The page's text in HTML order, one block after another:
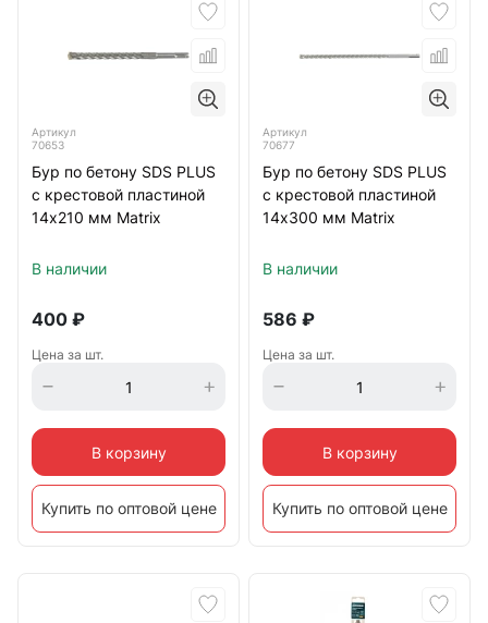
Артикул
70653
Бур по бетону SDS PLUS
с крестовой пластиной
14х210 мм Matrix
В наличии
400 ₽
Цена за шт.
В корзину
Купить по оптовой цене
Артикул
70677
Бур по бетону SDS PLUS
с крестовой пластиной
14х300 мм Matrix
В наличии
586 ₽
Цена за шт.
В корзину
Купить по оптовой цене